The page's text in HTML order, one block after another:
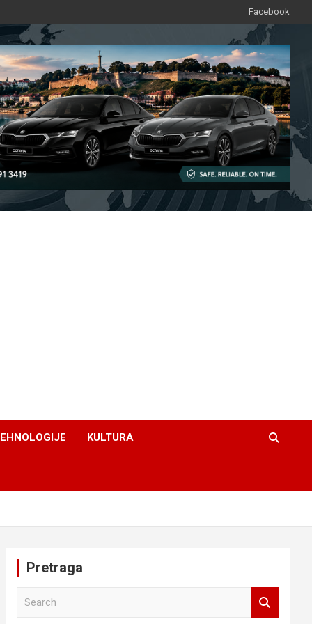
Facebook
KULTURA
Pretraga